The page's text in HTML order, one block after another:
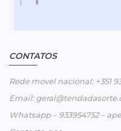
CONTATOS
Rede movel nacional: +351
Email:
Whatsapp – 933954752 –